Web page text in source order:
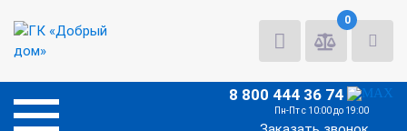
0
8 800 444 36 74
Пн-Пт с 10:00 до 19:00